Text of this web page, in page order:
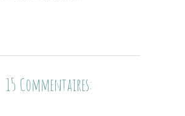
15 Commentaires: